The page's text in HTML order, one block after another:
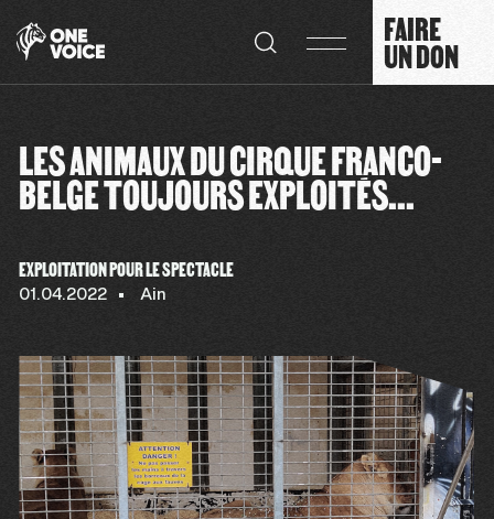
FAIRE
UN DON
LES ANIMAUX DU CIRQUE FRANCO-
BELGE TOUJOURS EXPLOITÉS...
EXPLOITATION POUR LE SPECTACLE
01.04.2022 Ain